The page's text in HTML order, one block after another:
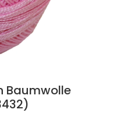
Baumwolle